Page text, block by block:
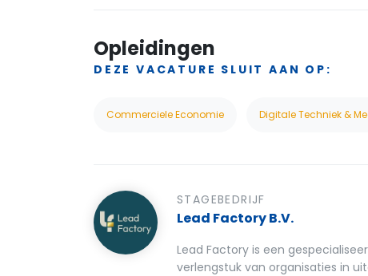
Opleidingen
DEZE VACATURE SLUIT AAN OP:
Commerciele Economie Digitale Techniek &
STAGEBEDRIJF
Lead Factory B.V.
Lead Factory is een
verlengstuk van organisaties in